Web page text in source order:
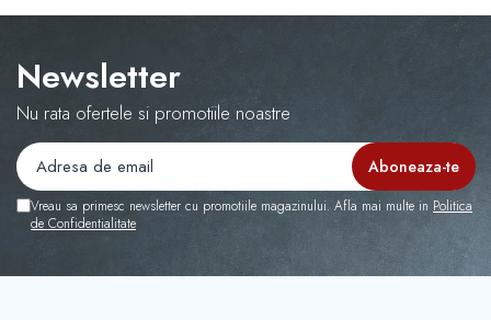
Newsletter
Nu rata ofertele si promotiile noastre
Vreau sa primesc newsletter cu promotiile magazinului. Afla mai multe in Politica
de Confidentialitate